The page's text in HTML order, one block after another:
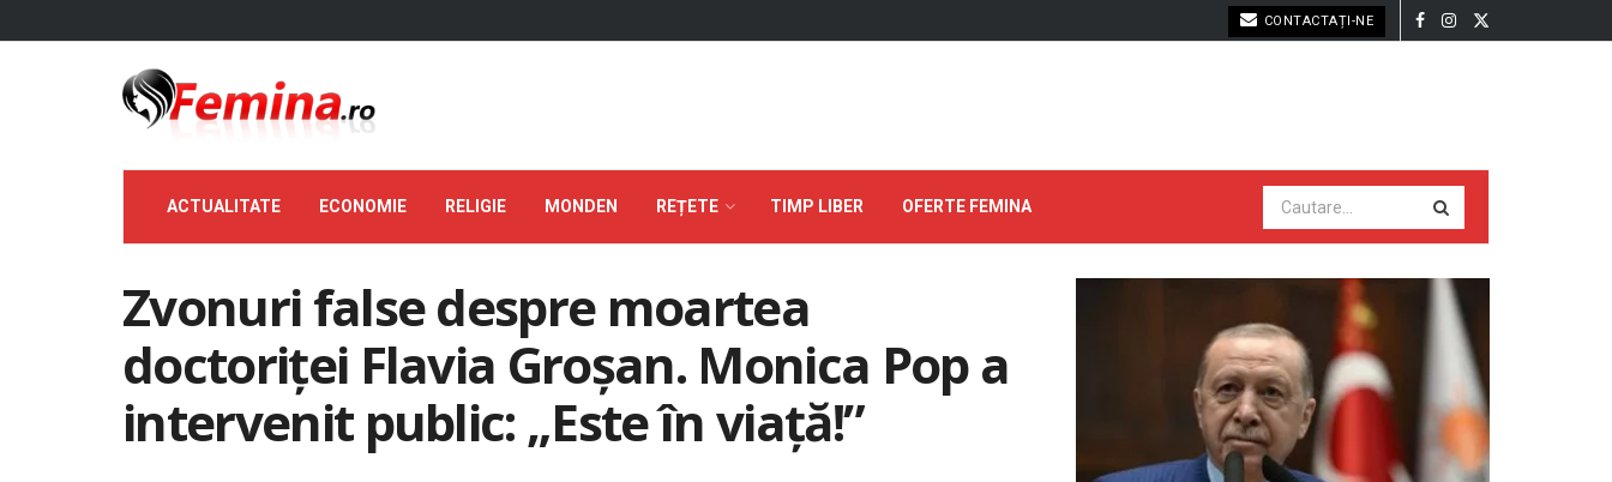
CONTACTAȚI-NE
ACTUALITATE ECONOMIE RELIGIE MONDEN REȚETE TIMP LIBER OFERTE FEMINA
Zvonuri false despre moartea
doctoriței Flavia Groșan. Monica Pop a
intervenit public: „Este în viață!”